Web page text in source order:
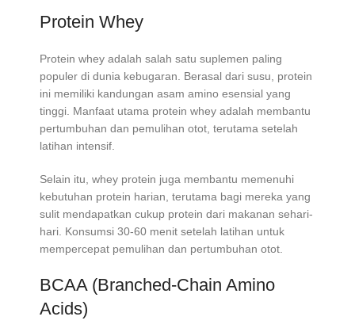
Protein Whey
Protein whey adalah salah satu suplemen paling
populer di dunia kebugaran. Berasal dari susu, protein
ini memiliki kandungan asam amino esensial yang
tinggi. Manfaat utama protein whey adalah membantu
pertumbuhan dan pemulihan otot, terutama setelah
latihan intensif.
Selain itu, whey protein juga membantu memenuhi
kebutuhan protein harian, terutama bagi mereka yang
sulit mendapatkan cukup protein dari makanan sehari-
hari. Konsumsi 30-60 menit setelah latihan untuk
mempercepat pemulihan dan pertumbuhan otot.
BCAA (Branched-Chain Amino
Acids)